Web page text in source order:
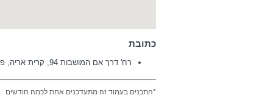
כתובת
רח' דרך אם המושבות 94, קרית אריה, פ"ת
*התכנים בעמוד זה מתעדכנים אחת לכמה חודשים